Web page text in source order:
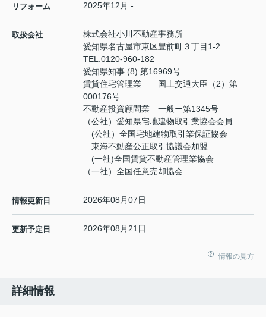
リフォーム 2025年12月 -
取扱会社
株式会社小川不動産事務所
愛知県名古屋市東区豊前町３丁目1-2
TEL:0120-960-182
愛知県知事 (8) 第16969号
賃貸住宅管理業 国土交通大臣（2）第
000176号
不動産投資顧問業 一般ー第1345号
（公社）愛知県宅地建物取引業協会会員
(公社）全国宅地建物取引業保証協会
東海不動産公正取引協議会加盟
(一社)全国賃貸不動産管理業協会
（一社）全国任意売却協会
情報更新日 2026年08月07日
更新予定日 2026年08月21日
情報の見方
詳細情報